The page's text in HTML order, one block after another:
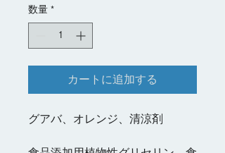
数量 *
カートに追加する
グアバ、オレンジ、清涼剤